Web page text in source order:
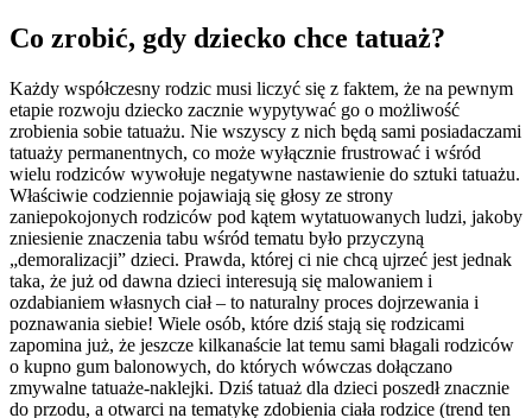
Co zrobić, gdy dziecko chce tatuaż?
Każdy współczesny rodzic musi liczyć się z faktem, że na pewnym
etapie rozwoju dziecko zacznie wypytywać go o możliwość
zrobienia sobie tatuażu. Nie wszyscy z nich będą sami posiadaczami
tatuaży permanentnych, co może wyłącznie frustrować i wśród
wielu rodziców wywołuje negatywne nastawienie do sztuki tatuażu.
Właściwie codziennie pojawiają się głosy ze strony
zaniepokojonych rodziców pod kątem wytatuowanych ludzi, jakoby
zniesienie znaczenia tabu wśród tematu było przyczyną
„demoralizacji” dzieci. Prawda, której ci nie chcą ujrzeć jest jednak
taka, że już od dawna dzieci interesują się malowaniem i
ozdabianiem własnych ciał – to naturalny proces dojrzewania i
poznawania siebie! Wiele osób, które dziś stają się rodzicami
zapomina już, że jeszcze kilkanaście lat temu sami błagali rodziców
o kupno gum balonowych, do których wówczas dołączano
zmywalne tatuaże-naklejki. Dziś tatuaż dla dzieci poszedł znacznie
do przodu, a otwarci na tematykę zdobienia ciała rodzice (trend ten